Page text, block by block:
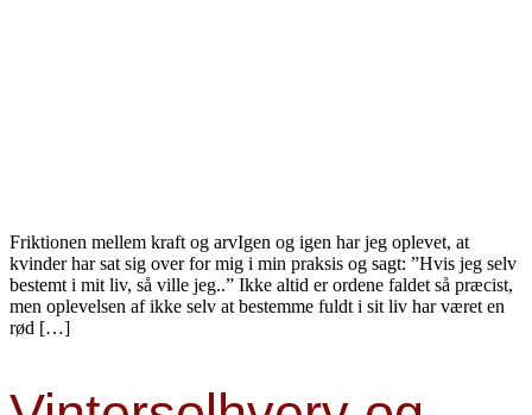
Friktionen mellem kraft og arvIgen og igen har jeg oplevet, at
kvinder har sat sig over for mig i min praksis og sagt: ”Hvis jeg selv
bestemt i mit liv, så ville jeg..” Ikke altid er ordene faldet så præcist,
men oplevelsen af ikke selv at bestemme fuldt i sit liv har været en
rød […]